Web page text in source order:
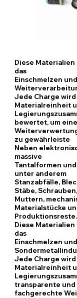
Diese
das
Einschmelzen
Jede Charge
Materialreinheit
bewertet, um
zu gewährleiste
Neben
massive
Tantalformen
unter anderem
Stanzabfälle,
Stäbe, Schrauben,
Muttern,
Materialstücke
Produktionsreste.
Diese
das
Einschmelzen
Jede Charge
Materialreinheit
transparente und
fachgerechte